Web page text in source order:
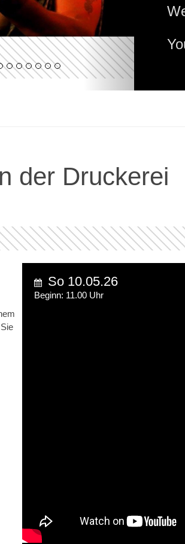
der Druckerei
So 10.05.26
Beginn: 11.00 Uhr